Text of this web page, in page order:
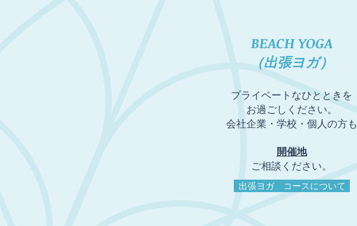
BEACH YOGA
（出張ヨガ）
プライベートなひとときを
お過ごしください。
​​会社企業・学校・個人の方も
開催地
ご相談ください。
出張ヨガ コースについて